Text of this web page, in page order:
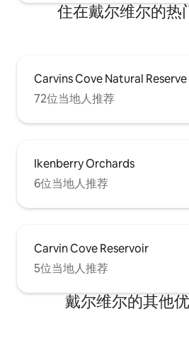
住在戴尔维尔的热
Carvins Cove Natural Reserve
72位当地人推荐
Ikenberry Orchards
6位当地人推荐
Carvin Cove Reservoir
5位当地人推荐
戴尔维尔的其他